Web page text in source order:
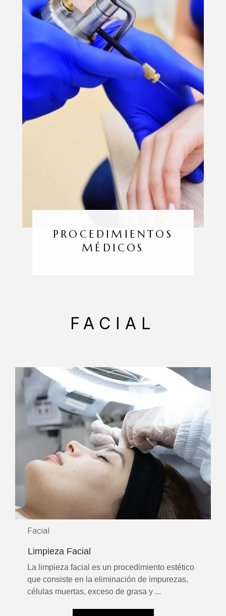
PROCEDIMIENTOS
MÉDICOS
FACIAL
Facial
Limpieza Facial
La limpieza facial es un procedimiento estético
que consiste en la eliminación de impurezas,
células muertas, exceso de grasa y ...